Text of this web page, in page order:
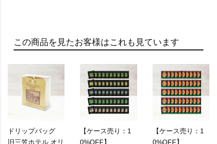
この商品を見たお客様はこれも見ています
ドリップバッグ
旧三笠ホテル オリ
【ケース売り：1
0%OFF】
【ケース売り：1
0%OFF】